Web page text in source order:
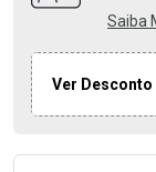
Saiba
Ver Desconto